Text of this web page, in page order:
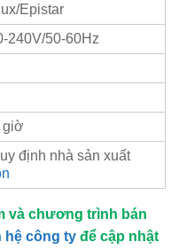
Epistar
240V/50-60Hz
giờ
định nhà sản xuất
và chương trình bán
hệ công ty để cập nhật